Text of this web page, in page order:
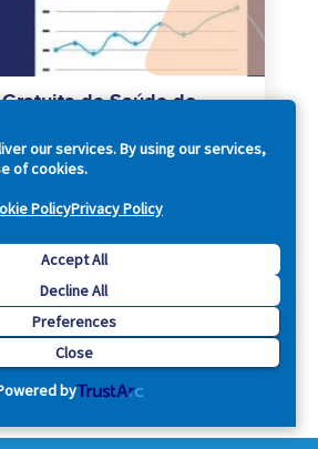
our services. By using our services,
of cookies.
PolicyPrivacy Policy
Accept All
Decline All
Preferences
Close
by
de Saúde do
seu site se comporta nas
impactam a experiência do